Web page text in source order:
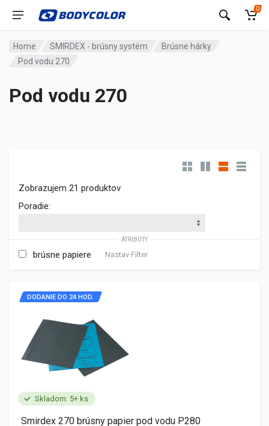
0
Home SMIRDEX - brúsny systém
Brúsne hárky
Pod vodu 270
Pod vodu 270
Zobrazujem 21 produktov
Poradie:
ATRIBÚTY
brúsne papiere Nastav Filter
Skladom: 5+ ks
DODANIE DO 24 HOD.
Smirdex 270 brúsny papier pod vodu P280